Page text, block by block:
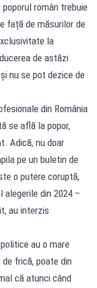
român trebuie
față de măsurilor de
la
de astăzi
nu se pot dezice de
din România
se află la popor,
Adică, nu doar
pe un buletin de
o putere coruptă,
din 2024 –
au interzis
au o mare
frică, poate din
că atunci când